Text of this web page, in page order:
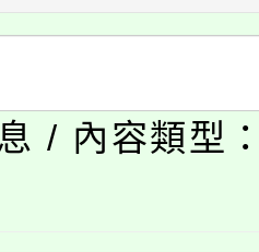
生輔導中心
輔導、社會
名參加。
短影音徵選
及活動海報
加。
學年度學生
助參觀特色
施計畫」
才培育課程
/ 內容類型